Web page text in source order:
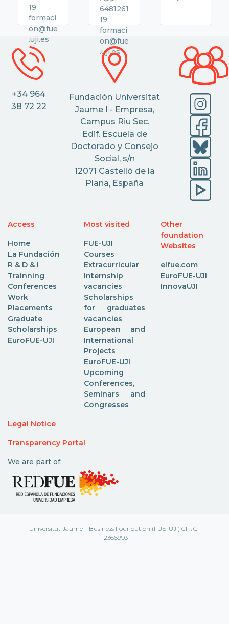
19
formaci
on@fue
.uji.es
6481261
19
formaci
on@fue
.uji.es
+34 964
38 72 22
Fundación Universitat
Jaume I - Empresa,
Campus Riu Sec.
Edif. Escuela de
Doctorado y Consejo
Social, s/n
12071 Castelló de la
Plana, España
Access
Home
La Fundación
R & D & I
Trainning
Conferences
Work
Placements
Graduate
Scholarships
EuroFUE-UJI
Most visited
FUE-UJI
Courses
Extracurricular
internship
vacancies
Scholarships
for graduates
vacancies
European and
International
Projects
EuroFUE-UJI
Upcoming
Conferences,
Seminars and
Congresses
Other
foundation
Websites
elfue.com
EuroFUE-UJI
InnovaUJI
Legal Notice
Transparency Portal
We are part of:
Universitat Jaume I–Business Foundation (FUE-UJI) CIF: G-
12366993